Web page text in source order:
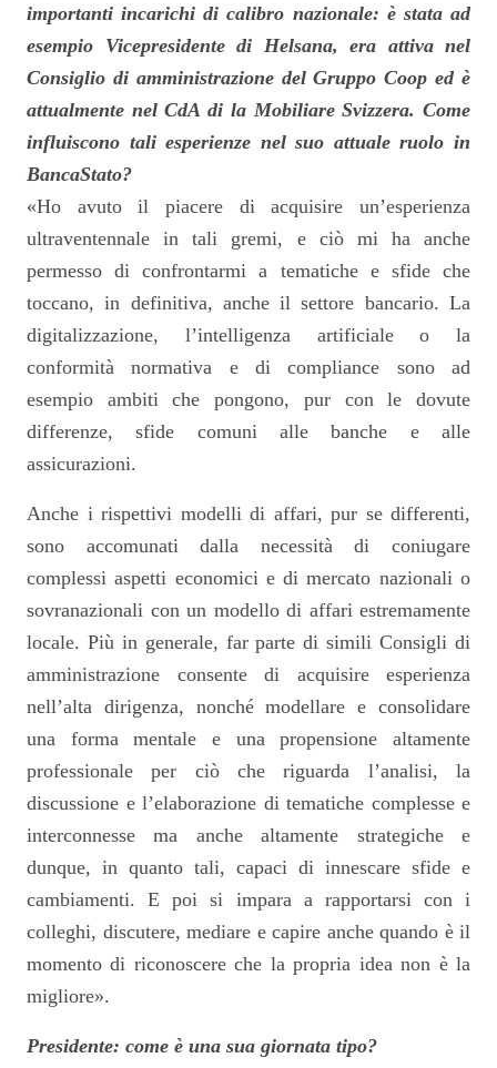
importanti incarichi di calibro nazionale: è stata ad
esempio Vicepresidente di Helsana, era attiva nel
Consiglio di amministrazione del Gruppo Coop ed è
attualmente nel CdA di la Mobiliare Svizzera. Come
influiscono tali esperienze nel suo attuale ruolo in
BancaStato?
«Ho avuto il piacere di acquisire un’esperienza
ultraventennale in tali gremi, e ciò mi ha anche
permesso di confrontarmi a tematiche e sfide che
toccano, in definitiva, anche il settore bancario. La
digitalizzazione, l’intelligenza artificiale o la
conformità normativa e di compliance sono ad
esempio ambiti che pongono, pur con le dovute
differenze, sfide comuni alle banche e alle
assicurazioni.
Anche i rispettivi modelli di affari, pur se differenti,
sono accomunati dalla necessità di coniugare
complessi aspetti economici e di mercato nazionali o
sovranazionali con un modello di affari estremamente
locale. Più in generale, far parte di simili Consigli di
amministrazione consente di acquisire esperienza
nell’alta dirigenza, nonché modellare e consolidare
una forma mentale e una propensione altamente
professionale per ciò che riguarda l’analisi, la
discussione e l’elaborazione di tematiche complesse e
interconnesse ma anche altamente strategiche e
dunque, in quanto tali, capaci di innescare sfide e
cambiamenti. E poi si impara a rapportarsi con i
colleghi, discutere, mediare e capire anche quando è il
momento di riconoscere che la propria idea non è la
migliore».
Presidente: come è una sua giornata tipo?